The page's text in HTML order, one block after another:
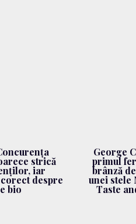
strică
iar
despre
bio
George
primul
brânză
unei stele
Taste